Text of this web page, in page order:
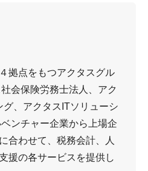
拠点をもつアクタスグル
会保険労務士法人、アク
、アクタスITソリューシ
ンチャー企業から上場企
合わせて、税務会計、人
援の各サービスを提供し